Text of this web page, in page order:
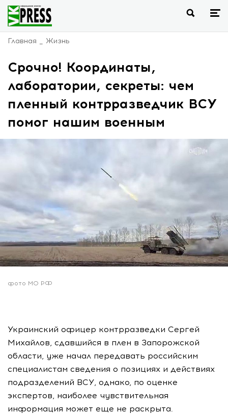
Главная Жизнь
Срочно! Координаты,
лаборатории, секреты: чем
пленный контрразведчик ВСУ
помог нашим военным
фото МО РФ
Украинский офицер контрразведки Сергей
Михайлов, сдавшийся в плен в Запорожской
области, уже начал передавать российским
специалистам сведения о позициях и действиях
подразделений ВСУ, однако, по оценке
экспертов, наиболее чувствительная
информация может еще не раскрыта.